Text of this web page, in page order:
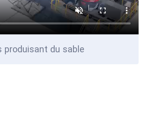
produisant du sable